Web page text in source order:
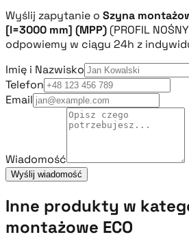
Wyślij zapytanie o Szyna
[l=3000 mm] (MPP) (PROFIL
odpowiemy w ciągu 24h z
Imię i Nazwisko
Telefon
Email
Wiadomość
Wyślij wiadomość
Inne produkty w
montażowe ECO